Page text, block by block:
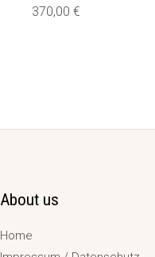
370,00 €
About us
Home